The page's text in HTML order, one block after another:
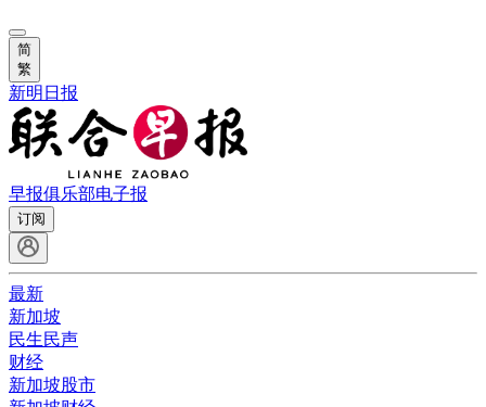
简
繁
新明日报
早报俱乐部电子报
订阅
最新
新加坡
民生民声
财经
新加坡股市